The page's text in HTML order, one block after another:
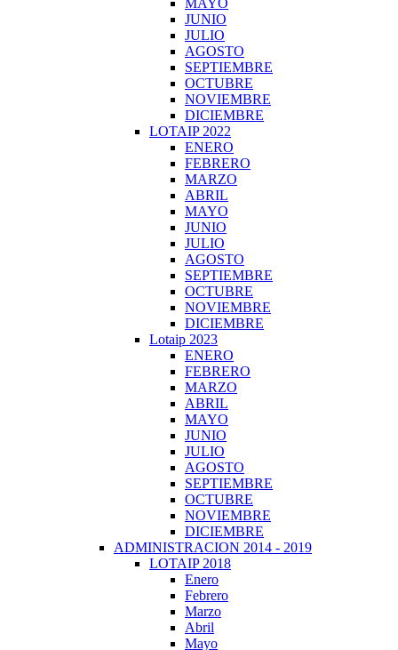
MAYO
JUNIO
JULIO
AGOSTO
SEPTIEMBRE
OCTUBRE
NOVIEMBRE
DICIEMBRE
LOTAIP 2022
ENERO
FEBRERO
MARZO
ABRIL
MAYO
JUNIO
JULIO
AGOSTO
SEPTIEMBRE
OCTUBRE
NOVIEMBRE
DICIEMBRE
Lotaip 2023
ENERO
FEBRERO
MARZO
ABRIL
MAYO
JUNIO
JULIO
AGOSTO
SEPTIEMBRE
OCTUBRE
NOVIEMBRE
DICIEMBRE
ADMINISTRACION 2014 - 2019
LOTAIP 2018
Enero
Febrero
Marzo
Abril
Mayo